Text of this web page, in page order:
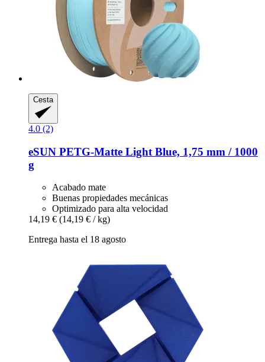
Cesta
4.0 (2)
eSUN PETG-​Matte Light Blue, 1,75 mm / 1000
g
Acabado mate
Buenas propiedades mecánicas
Optimizado para alta velocidad
14,19 € (14,19 € / kg)
Entrega hasta el 18 agosto